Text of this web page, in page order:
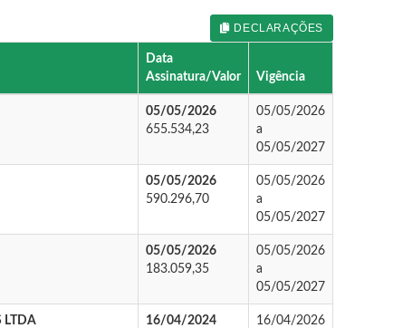
DECLARAÇÕES
Data
Assinatura/Valor
Vigência
05/05/2026
655.534,23
05/05/2026
a
05/05/2027
05/05/2026
590.296,70
05/05/2026
a
05/05/2027
05/05/2026
183.059,35
05/05/2026
a
05/05/2027
LTDA
16/04/2024
16/04/2026